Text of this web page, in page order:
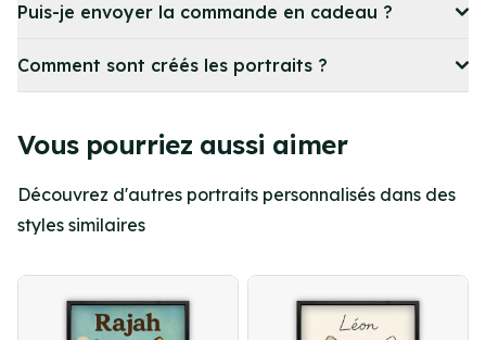
Puis-je envoyer la commande en cadeau ?
Comment sont créés les portraits ?
Vous pourriez aussi aimer
Découvrez d'autres portraits personnalisés dans des
styles similaires